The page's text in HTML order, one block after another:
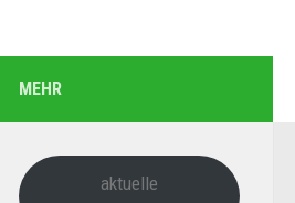
MEHR
aktuelle